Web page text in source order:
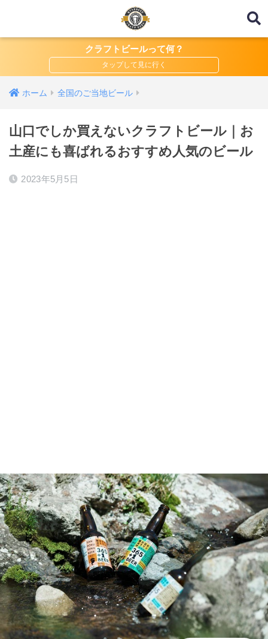
クラフトビールって何？
ホーム 全国のご当地ビール
山口でしか買えないクラフトビール｜お
土産にも喜ばれるおすすめ人気のビール
2023年5月5日